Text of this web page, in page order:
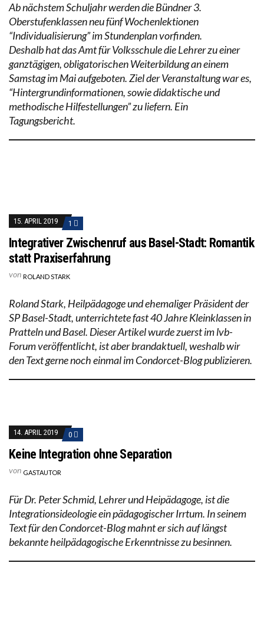
Ab nächstem Schuljahr werden die Bündner 3.
Oberstufenklassen neu fünf Wochenlektionen
“Individualisierung” im Stundenplan vorfinden.
Deshalb hat das Amt für Volksschule die Lehrer zu einer
ganztägigen, obligatorischen Weiterbildung an einem
Samstag im Mai aufgeboten. Ziel der Veranstaltung war es,
“Hintergrundinformationen, sowie didaktische und
methodische Hilfestellungen” zu liefern. Ein
Tagungsbericht.
15. APRIL 2019 1
Integrativer Zwischenruf aus Basel-Stadt: Romantik
statt Praxiserfahrung
von ROLAND STARK
Roland Stark, Heilpädagoge und ehemaliger Präsident der
SP Basel-Stadt, unterrichtete fast 40 Jahre Kleinklassen in
Pratteln und Basel. Dieser Artikel wurde zuerst im lvb-
Forum veröffentlicht, ist aber brandaktuell, weshalb wir
den Text gerne noch einmal im Condorcet-Blog publizieren.
14. APRIL 2019 0
Keine Integration ohne Separation
von GASTAUTOR
Für Dr. Peter Schmid, Lehrer und Heipädagoge, ist die
Integrationsideologie ein pädagogischer Irrtum. In seinem
Text für den Condorcet-Blog mahnt er sich auf längst
bekannte heilpädagogische Erkenntnisse zu besinnen.